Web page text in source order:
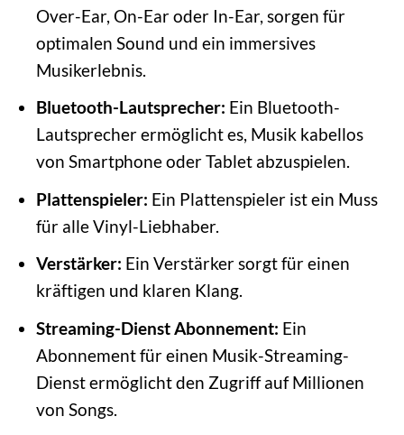
Over-Ear, On-Ear oder In-Ear, sorgen für
optimalen Sound und ein immersives
Musikerlebnis.
Bluetooth-Lautsprecher: Ein Bluetooth-
Lautsprecher ermöglicht es, Musik kabellos
von Smartphone oder Tablet abzuspielen.
Plattenspieler: Ein Plattenspieler ist ein Muss
für alle Vinyl-Liebhaber.
Verstärker: Ein Verstärker sorgt für einen
kräftigen und klaren Klang.
Streaming-Dienst Abonnement: Ein
Abonnement für einen Musik-Streaming-
Dienst ermöglicht den Zugriff auf Millionen
von Songs.